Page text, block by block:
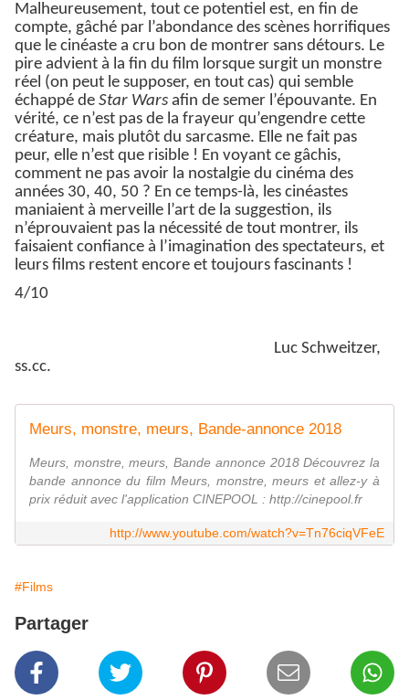
Malheureusement, tout ce potentiel est, en fin de
compte, gâché par l’abondance des scènes horrifiques
que le cinéaste a cru bon de montrer sans détours. Le
pire advient à la fin du film lorsque surgit un monstre
réel (on peut le supposer, en tout cas) qui semble
échappé de Star Wars afin de semer l’épouvante. En
vérité, ce n’est pas de la frayeur qu’engendre cette
créature, mais plutôt du sarcasme. Elle ne fait pas
peur, elle n’est que risible ! En voyant ce gâchis,
comment ne pas avoir la nostalgie du cinéma des
années 30, 40, 50 ? En ce temps-là, les cinéastes
maniaient à merveille l’art de la suggestion, ils
n’éprouvaient pas la nécessité de tout montrer, ils
faisaient confiance à l’imagination des spectateurs, et
leurs films restent encore et toujours fascinants !
4/10
Luc Schweitzer,
ss.cc.
Meurs, monstre, meurs, Bande-annonce 2018
Meurs, monstre, meurs, Bande annonce 2018 Découvrez la
bande annonce du film Meurs, monstre, meurs et allez-y à
prix réduit avec l'application CINEPOOL : http://cinepool.fr
http://www.youtube.com/watch?v=Tn76ciqVFeE
#Films
Partager